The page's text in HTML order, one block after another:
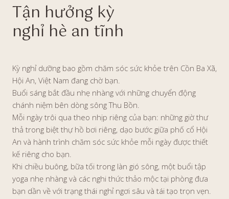
Tận hưởng kỳ
nghỉ hè an tĩnh
Kỳ nghỉ dưỡng bao gồm chăm sóc sức khỏe trên Cồn Ba Xã,
Hội An, Việt Nam đang chờ bạn.
Buổi sáng bắt đầu nhẹ nhàng với những chuyển động
chánh niệm bên dòng sông Thu Bồn.
Mỗi ngày trôi qua theo nhịp riêng của bạn: những giờ thư
thả trong biệt thự hồ bơi riêng, dạo bước giữa phố cổ Hội
An và hành trình chăm sóc sức khỏe mỗi ngày được thiết
kế riêng cho bạn.
Khi chiều buông, bữa tối trong làn gió sông, một buổi tập
yoga nhẹ nhàng và các nghi thức thảo mộc tại phòng đưa
bạn dần về với trạng thái nghỉ ngơi sâu và tái tạo trọn vẹn.